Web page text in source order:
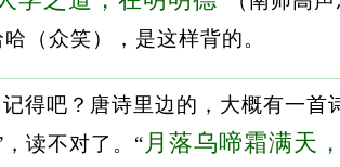
（众笑），是这样背的。
得吧？唐诗里边的，大概有一首
，读不对了。“月落乌啼霜满天